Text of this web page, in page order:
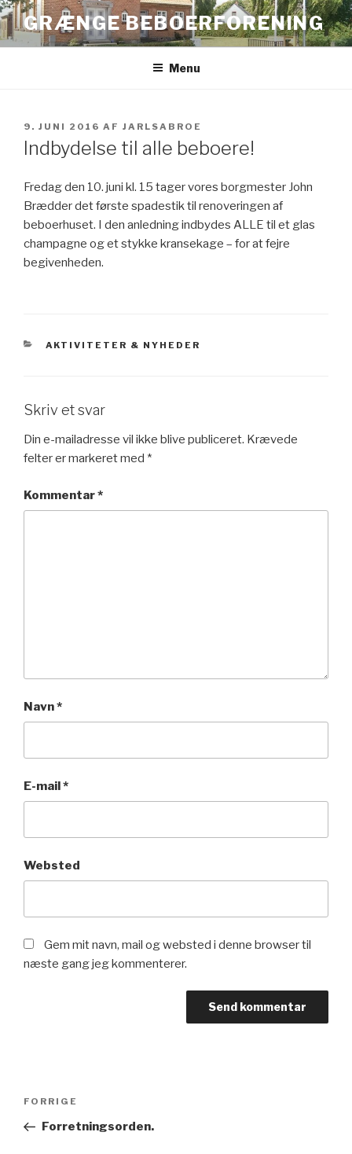
Videre
til
indhold
GRÆNGE BEBOERFORENING
Menu
UDGIVET
DEN
9. JUNI 2016 AF JARLSABROE
Indbydelse til alle beboere!
Fredag den 10. juni kl. 15 tager vores borgmester John
Brædder det første spadestik til renoveringen af
beboerhuset. I den anledning indbydes ALLE til et glas
champagne og et stykke kransekage – for at fejre
begivenheden.
KATEGORIER
AKTIVITETER & NYHEDER
Skriv et svar
Din e-mailadresse vil ikke blive publiceret. Krævede
felter er markeret med *
Kommentar*
Navn*
E-mail*
Websted
Gem mit navn, mail og websted i denne browser til
næste gang jeg kommenterer.
Forrige
indlæg
FORRIGE
Forretningsorden.